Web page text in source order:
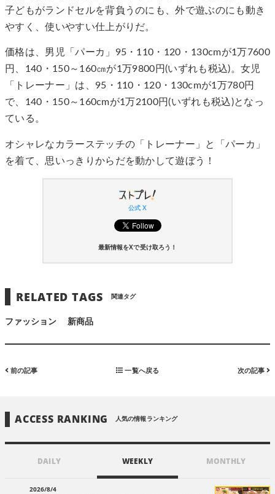
子どもがランドセルを背負うのにも、外で遊ぶのにも動き
やすく、使いやすい仕上がりだ。
価格は、男児「パーカ」95・110・120・130cmが1万7600
円、140・150～160㎝が1万9800円(いずれも税込)。女児
「トレーナー」は、95・110・120・130cmが1万780円
で、140・150～160cmが1万2100円(いずれも税込)となっ
ている。
オシャレなカラーステッチの「トレーナー」と「パーカ」
を着て、思いっきりからだを動かして遊ぼう！
公式 X
最新情報をXで受け取ろう！
RELATED TAGS 関連タグ
ファッション 新商品
前の記事 一覧へ戻る 次の記事
ACCESS RANKING 人気の情報ランキング
DAILY WEEKLY MONTHLY
2026/8/4